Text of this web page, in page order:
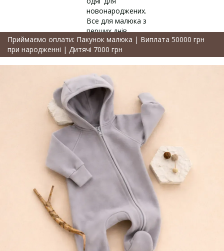
Приймаємо оплати: Пакунок малюка | Виплата 50000 грн
при народженні | Дитячі 7000 грн